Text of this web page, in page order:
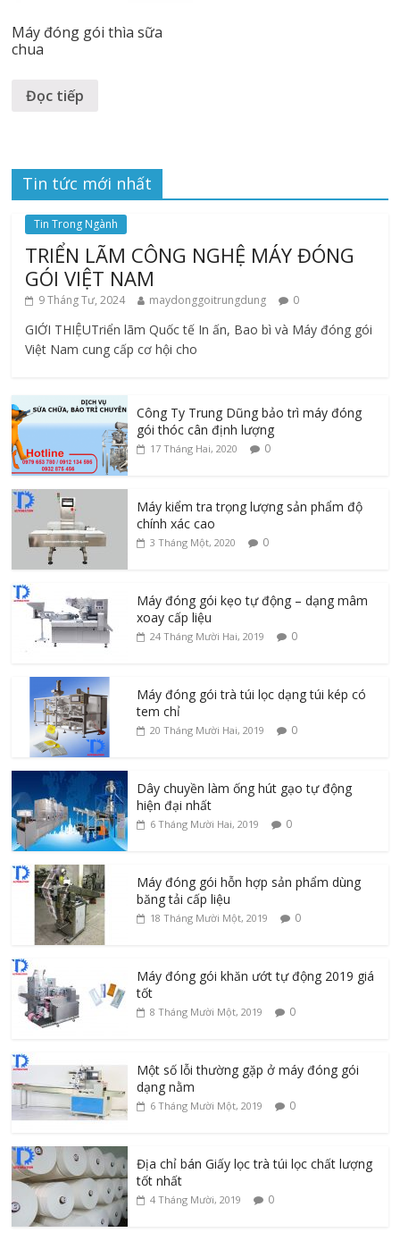
Máy đóng gói thìa sữa
chua
Đọc tiếp
Tin tức mới nhất
Tin Trong Ngành
TRIỂN LÃM CÔNG NGHỆ MÁY ĐÓNG
GÓI VIỆT NAM
9 Tháng Tư, 2024 maydonggoitrungdung 0
GIỚI THIỆUTriển lãm Quốc tế In ấn, Bao bì và Máy đóng gói
Việt Nam cung cấp cơ hội cho
Công Ty Trung Dũng bảo trì máy đóng
gói thóc cân định lượng
17 Tháng Hai, 2020 0
Máy kiểm tra trọng lượng sản phẩm độ
chính xác cao
3 Tháng Một, 2020 0
Máy đóng gói kẹo tự động – dạng mâm
xoay cấp liệu
24 Tháng Mười Hai, 2019 0
Máy đóng gói trà túi lọc dạng túi kép có
tem chỉ
20 Tháng Mười Hai, 2019 0
Dây chuyền làm ống hút gạo tự động
hiện đại nhất
6 Tháng Mười Hai, 2019 0
Máy đóng gói hỗn hợp sản phẩm dùng
băng tải cấp liệu
18 Tháng Mười Một, 2019 0
Máy đóng gói khăn ướt tự động 2019 giá
tốt
8 Tháng Mười Một, 2019 0
Một số lỗi thường gặp ở máy đóng gói
dạng nằm
6 Tháng Mười Một, 2019 0
Địa chỉ bán Giấy lọc trà túi lọc chất lượng
tốt nhất
4 Tháng Mười, 2019 0